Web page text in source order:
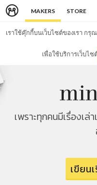
MAKERS STORE
เราใช้คุ๊กกี้บนเว็บไซต์ของเรา ก
เพื่อใช้บริการเว็บไซ
เพราะทุกคนมีเรื่องเล่
เขียน